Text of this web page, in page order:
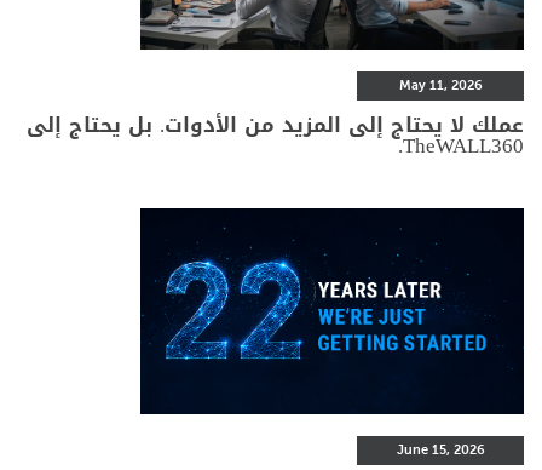
May 11, 2026
عملك لا يحتاج إلى المزيد من الأدوات. بل يحتاج إلى
TheWALL360.
June 15, 2026